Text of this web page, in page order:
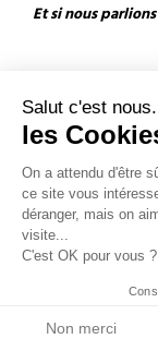
Salut c'est
les
On a attendu d'être
ce site vous
déranger, mais on
visite...
C'est OK pour vous ?
Non merci
Et si nous
Copyright 2026 by